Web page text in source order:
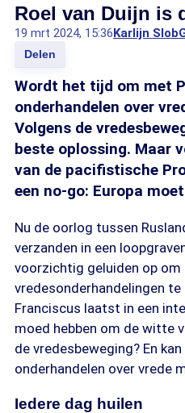
Roel van Duijn is
19 mrt 2024, 15:36Karlijn Slob
Delen
Wordt het tijd om met
onderhandelen over
Volgens de
beste oplossing. Maar
van de pacifistische
een no-go: Europa
Nu de oorlog tussen
verzanden in een
voorzichtig geluiden op om
vredesonderhandelingen
Franciscus laatst in een
moed hebben om de witte
de vredesbeweging? En
onderhandelen over vrede
Iedere dag huilen